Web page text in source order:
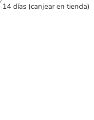
14 días (canjear en tienda)